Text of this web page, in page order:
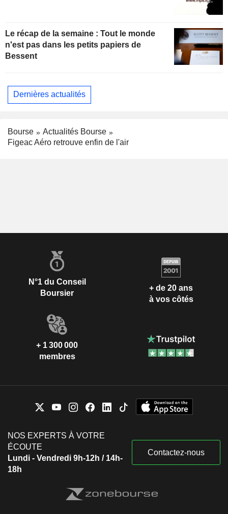
Le récap de la semaine : Tout le monde
n'est pas dans les petits papiers de
Bessent
Dernières actualités
Bourse
Actualités Bourse
Figeac Aéro retrouve enfin de l'air
N°1 du Conseil
Boursier
+ de 20 ans
à vos côtés
+ 1 300 000
membres
NOS EXPERTS À VOTRE
ÉCOUTE
Lundi - Vendredi 9h-12h / 14h-
18h
Contactez-nous